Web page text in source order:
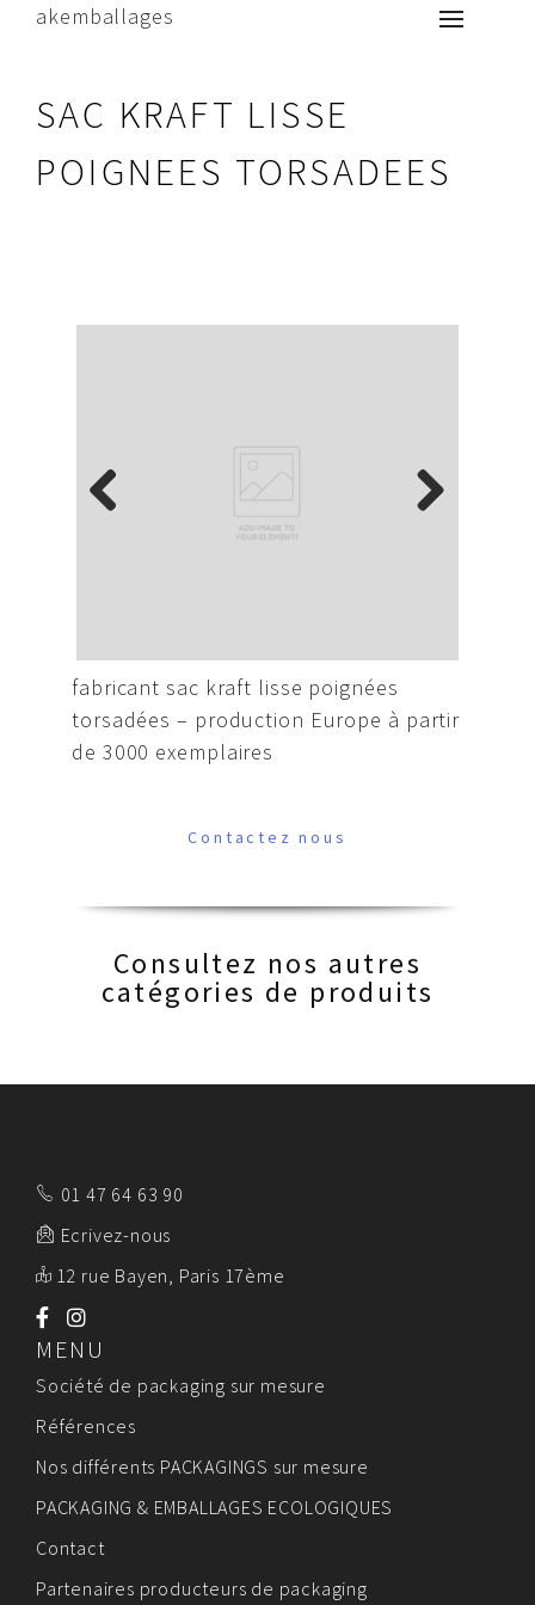
akemballages
SAC KRAFT LISSE
POIGNEES TORSADEES
fabricant sac kraft lisse poignées
torsadées – production Europe à partir
de 3000 exemplaires
Contactez nous
Consultez nos autres
catégories de produits
01 47 64 63 90
Ecrivez-nous
12 rue Bayen, Paris 17ème
MENU
Société de packaging sur mesure
Références
Nos différents PACKAGINGS sur mesure
PACKAGING & EMBALLAGES ECOLOGIQUES
Contact
Partenaires producteurs de packaging